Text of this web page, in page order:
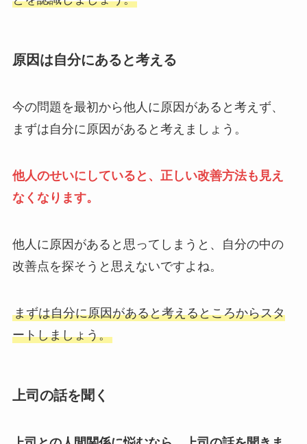
原因は自分にあると考える
今の問題を最初から他人に原因があると考えず、
まずは自分に原因があると考えましょう。
他人のせいにしていると、正しい改善方法も見え
なくなります。
他人に原因があると思ってしまうと、自分の中の
改善点を探そうと思えないですよね。
まずは自分に原因があると考えるところからスタ
ートしましょう。
上司の話を聞く